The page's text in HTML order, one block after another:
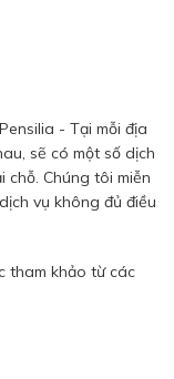
- Tại mỗi địa
sẽ có một số dịch
chỗ. Chúng tôi miễn
vụ không đủ điều
tham khảo từ các